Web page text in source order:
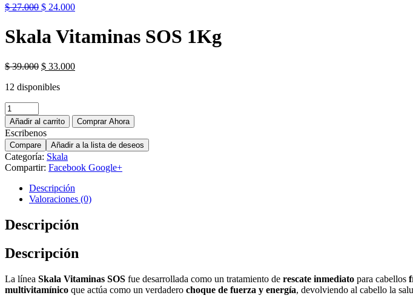
$27.000 $ 24.000
Skala Vitaminas SOS 1Kg
$39.000 $ 33.000
12 disponibles
Añadir al carrito Comprar Ahora
Escribenos
Compare Añadir a la lista de deseos
Categoría: Skala
Compartir: Facebook Google+
Descripción
Valoraciones (0)
Descripción
Descripción
La línea Skala Vitaminas SOS fue desarrollada como un tratamiento de rescate inmediato para cabellos
multivitamínico que actúa como un verdadero choque de fuerza y energía, devolviendo al cabello la